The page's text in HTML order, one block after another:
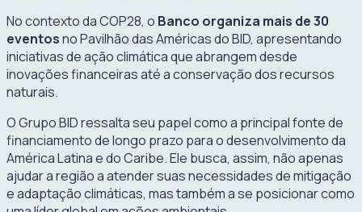
No contexto da COP28, o Banco organiza mais de 30
eventosno Pavilhão das Américas do BID, apresentando
iniciativas de ação climática que abrangem desde
inovações financeiras até a conservação dos recursos
naturais.
O Grupo BID ressalta seu papel como a principal fonte de
financiamento de longo prazo para o desenvolvimento da
América Latina e do Caribe. Ele busca, assim, não apenas
ajudar a região a atender suas necessidades de mitigação
e adaptação climáticas, mas também a se posicionar como